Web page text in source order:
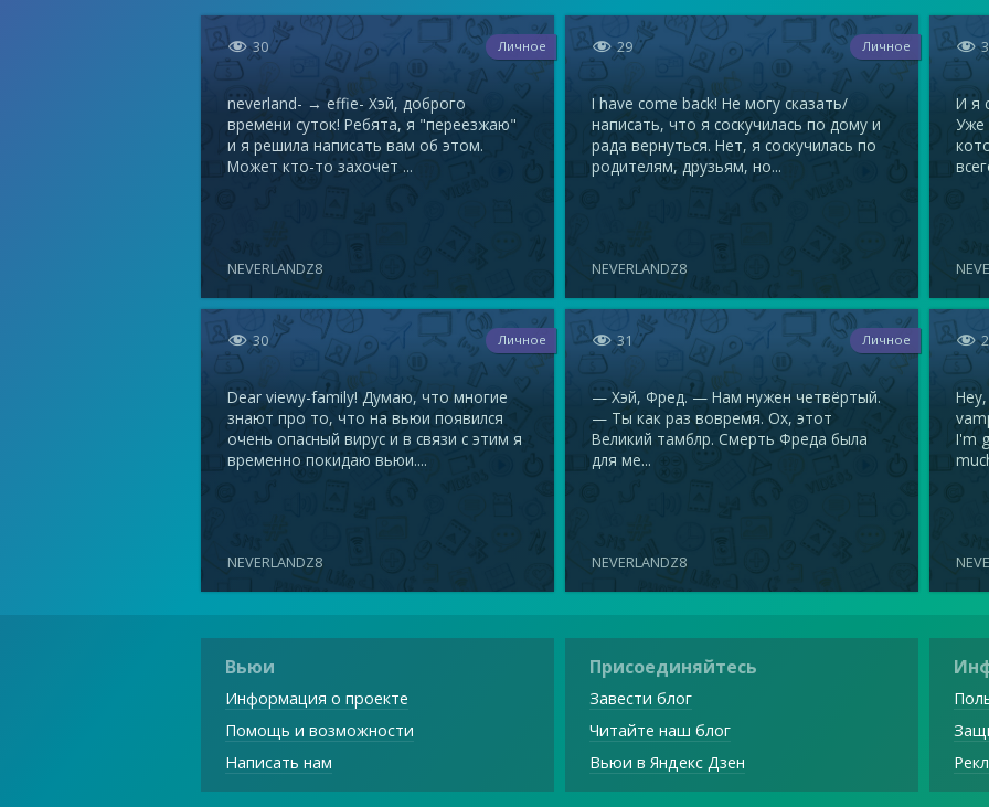
 30 Личное
neverland- → effie- Хэй, доброго
времени суток! Ребята, я "переезжаю"
и я решила написать вам об этом.
Может кто-то захочет ...
NEVERLANDZ8
 29 Личное
I have come back! Не могу сказать/
написать, что я соскучилась по дому и
рада вернуться. Нет, я соскучилась по
родителям, друзьям, но...
NEVERLANDZ8

И я
Уже
 30 Личное
Dear viewy-family! Думаю, что многие
знают про то, что на вьюи появился
очень опасный вирус и в связи с этим я
временно покидаю вьюи....
NEVERLANDZ8
 31 Личное
— Хэй, Фред. — Нам нужен четвёртый.
— Ты как раз вовремя. Ох, этот
Великий тамблр. Смерть Фреда была
для ме...
NEVERLANDZ8

I'm
Вьюи
Информация о проекте
Помощь и возможности
Написать нам
Присоединяйтесь
Завести блог
Читайте наш блог
Вьюи в Яндекс Дзен